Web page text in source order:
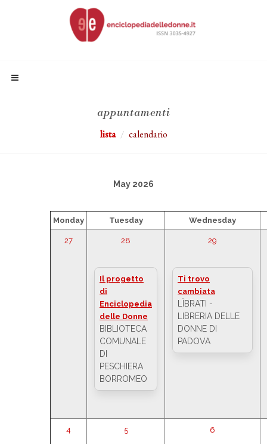
appuntamenti
lista calendario
May 2026
Monday Tuesday Wednesday
27 28
Il progetto
di
Enciclopedia
delle Donne
BIBLIOTECA
COMUNALE
DI
PESCHIERA
BORROMEO
29
Ti trovo
cambiata
LÌBRATI -
LIBRERIA DELLE
DONNE DI
PADOVA
4 5 6